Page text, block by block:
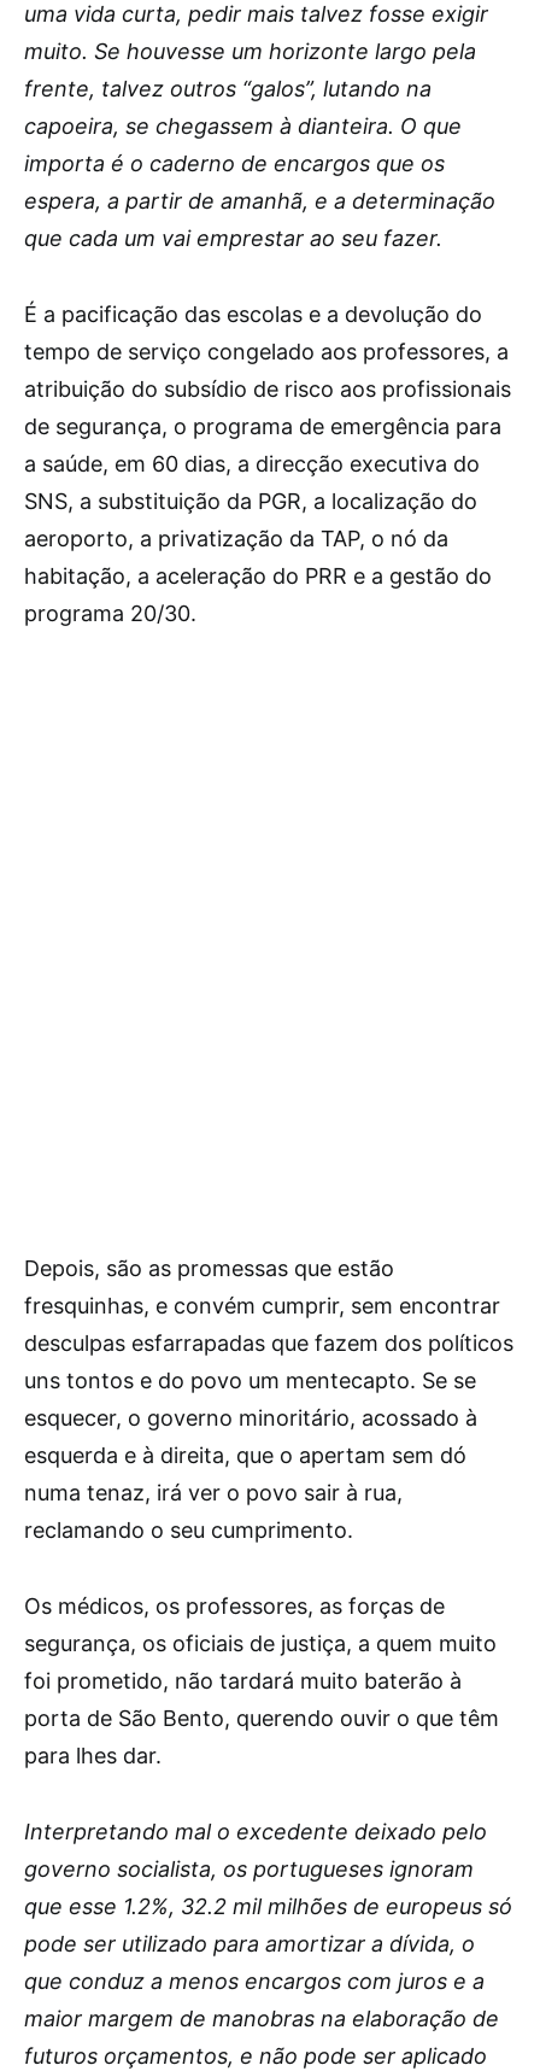
uma vida curta, pedir mais talvez fosse exigir
muito. Se houvesse um horizonte largo pela
frente, talvez outros “galos”, lutando na
capoeira, se chegassem à dianteira. O que
importa é o caderno de encargos que os
espera, a partir de amanhã, e a determinação
que cada um vai emprestar ao seu fazer.
É a pacificação das escolas e a devolução do
tempo de serviço congelado aos professores, a
atribuição do subsídio de risco aos profissionais
de segurança, o programa de emergência para
a saúde, em 60 dias, a direcção executiva do
SNS, a substituição da PGR, a localização do
aeroporto, a privatização da TAP, o nó da
habitação, a aceleração do PRR e a gestão do
programa 20/30.
Depois, são as promessas que estão
fresquinhas, e convém cumprir, sem encontrar
desculpas esfarrapadas que fazem dos políticos
uns tontos e do povo um mentecapto. Se se
esquecer, o governo minoritário, acossado à
esquerda e à direita, que o apertam sem dó
numa tenaz, irá ver o povo sair à rua,
reclamando o seu cumprimento.
Os médicos, os professores, as forças de
segurança, os oficiais de justiça, a quem muito
foi prometido, não tardará muito baterão à
porta de São Bento, querendo ouvir o que têm
para lhes dar.
Interpretando mal o excedente deixado pelo
governo socialista, os portugueses ignoram
que esse 1.2%, 32.2 mil milhões de europeus só
pode ser utilizado para amortizar a dívida, o
que conduz a menos encargos com juros e a
maior margem de manobras na elaboração de
futuros orçamentos, e não pode ser aplicado